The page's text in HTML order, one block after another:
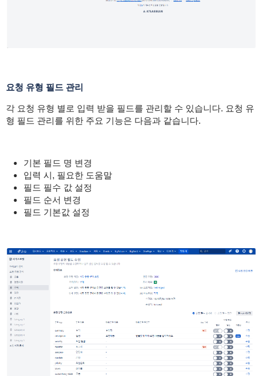
요청 유형 필드 관리
각 요청 유형 별로 입력 받을 필드를 관리할 수 있습니다. 요청 유
형 필드 관리를 위한 주요 기능은 다음과 같습니다.
기본 필드 명 변경
입력 시, 필요한 도움말
필드 필수 값 설정
필드 순서 변경
필드 기본값 설정